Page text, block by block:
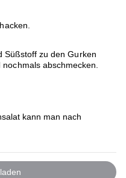
Süßstoff zu den Gurken
abschmecken.
kann man nach